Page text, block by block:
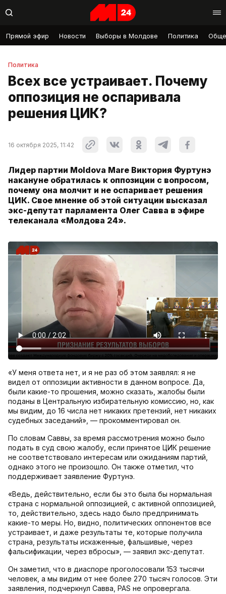
Прямой эфир Новости Выборы в Молдове Политика
Политика
Всех все устраивает. Почему
оппозиция не оспаривала
решения ЦИК?
16 октября 2025, 11:42
Лидер партии Moldova Mare Виктория Фуртунэ
накануне обратилась к оппозиции с вопросом,
почему она молчит и не оспаривает решения
ЦИК. Свое мнение об этой ситуации высказал
экс-депутат парламента Олег Савва в эфире
телеканала «Молдова 24».
«У меня ответа нет, и я не раз об этом заявлял: я не
видел от оппозиции активности в данном вопросе. Да,
были какие-то прошения, можно сказать, жалобы были
поданы в Центральную избирательную комиссию, но, как
мы видим, до 16 числа нет никаких претензий, нет никаких
судебных заседаний», — прокомментировал он.
По словам Саввы, за время рассмотрения можно было
подать в суд свою жалобу, если принятое ЦИК решение
не соответствовало интересам или ожиданиям партий,
однако этого не произошло. Он также отметил, что
поддерживает заявление Фуртунэ.
«Ведь, действительно, если бы это была бы нормальная
страна с нормальной оппозицией, с активной оппозицией,
то, действительно, здесь надо было предпринимать
какие-то меры. Но, видно, политических оппонентов все
устраивает, и даже результаты те, которые получила
страна, результаты искаженные, фальшивые, через
фальсификации, через вбросы», — заявил экс-депутат.
Он заметил, что в диаспоре проголосовали 153 тысячи
человек, а мы видим от нее более 270 тысяч голосов. Эти
заявления, подчеркнул Савва, PAS не опровергала.